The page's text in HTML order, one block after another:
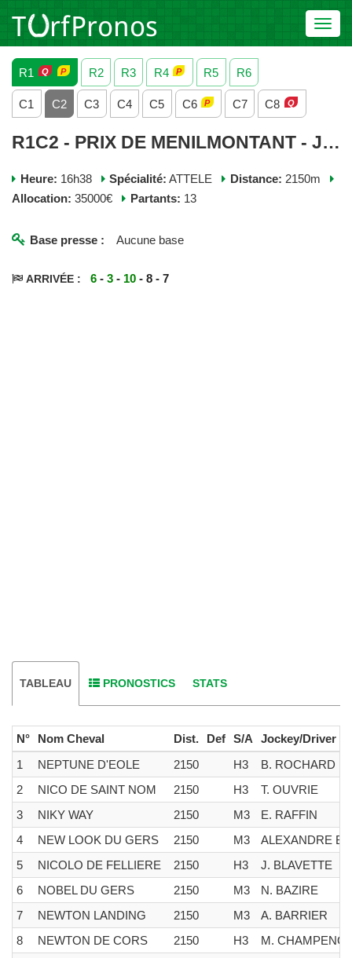
R1
R2 R3 R4 R5 R6
C1 C2 C3 C4 C5 C6 C7 C8
R1C2 - PRIX DE MENILMONTANT - JEUDI 09 JUILLET 2026
Heure: 16h38 Spécialité: ATTELE Distance: 2150m
Allocation: 35000€ Partants: 13
Base presse : Aucune base
ARRIVÉE : 6 -3 - 10 - 8 - 7
TABLEAU PRONOSTICS STATS
N° Nom Cheval Dist. Def S/A
Jockey/Driver
1
NEPTUNE D'EOLE 2150 H3
B. ROCHARD
2
NICO DE SAINT NOM 2150 H3
T. OUVRIE
3
NIKY WAY 2150 M3
E. RAFFIN
4
NEW LOOK DU GERS 2150 M3
ALEXANDRE
5
NICOLO DE FELLIERE 2150 H3
J. BLAVETTE
6
NOBEL DU GERS 2150 M3
N. BAZIRE
7
NEWTON LANDING 2150 M3
A. BARRIER
8
NEWTON DE CORS 2150 H3
M.